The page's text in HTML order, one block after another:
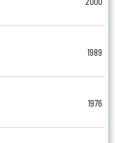
1989
1976